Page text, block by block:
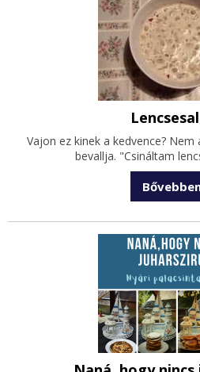
Vajon ez kinek a kedvence?
bevallja. "Csináltam